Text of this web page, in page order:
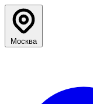
Москва